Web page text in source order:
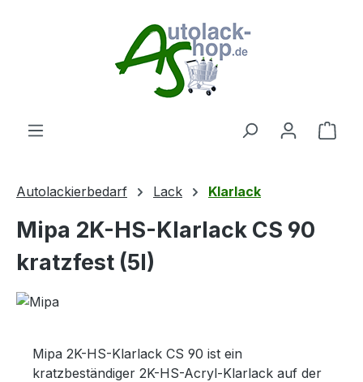
Autolackierbedarf Lack Klarlack
Mipa 2K-HS-Klarlack CS 90
kratzfest (5l)
Mipa 2K-HS-Klarlack CS 90 ist ein
kratzbeständiger 2K-HS-Acryl-Klarlack auf der